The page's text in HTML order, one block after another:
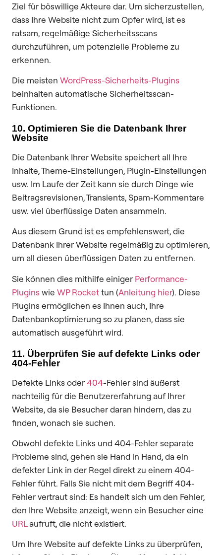
Ziel für böswillige Akteure dar. Um sicherzustellen,
dass Ihre Website nicht zum Opfer wird, ist es
ratsam, regelmäßige Sicherheitsscans
durchzuführen, um potenzielle Probleme zu
erkennen.
Die meisten WordPress-Sicherheits-Plugins
beinhalten automatische Sicherheitsscan-
Funktionen.
10. Optimieren Sie die Datenbank Ihrer
Website
Die Datenbank Ihrer Website speichert all Ihre
Inhalte, Theme-Einstellungen, Plugin-Einstellungen
usw. Im Laufe der Zeit kann sie durch Dinge wie
Beitragsrevisionen, Transients, Spam-Kommentare
usw. viel überflüssige Daten ansammeln.
Aus diesem Grund ist es empfehlenswert, die
Datenbank Ihrer Website regelmäßig zu optimieren,
um all diesen überflüssigen Daten zu entfernen.
Sie können dies mithilfe einiger Performance-
Pluginswie WP Rockettun (Anleitung hier). Diese
Plugins ermöglichen es Ihnen auch, Ihre
Datenbankoptimierung so zu planen, dass sie
automatisch ausgeführt wird.
11. Überprüfen Sie auf defekte Links oder
404-Fehler
Defekte Links oder404-Fehler sind äußerst
nachteilig für die Benutzererfahrung auf Ihrer
Website, da sie Besucher daran hindern, das zu
finden, wonach sie suchen.
Obwohl defekte Links und 404-Fehler separate
Probleme sind, gehen sie Hand in Hand, da ein
defekter Link in der Regel direkt zu einem 404-
Fehler führt. Falls Sie nicht mit dem Begriff 404-
Fehler vertraut sind: Es handelt sich um den Fehler,
den Ihre Website anzeigt, wenn ein Besucher eine
URLaufruft, die nicht existiert.
Um Ihre Website auf defekte Links zu überprüfen,